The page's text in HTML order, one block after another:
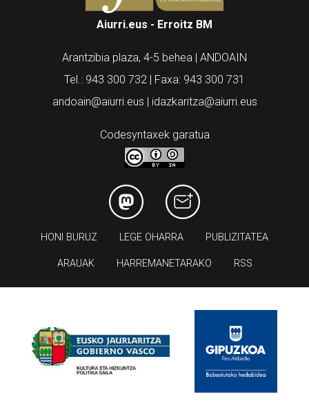
Aiurri.eus - Erroitz BM
Arantzibia plaza, 4-5 behea | ANDOAIN
Tel.: 943 300 732 | Faxa: 943 300 731
andoain@aiurri.eus | idazkaritza@aiurri.eus
Codesyntaxek garatua
HONI BURUZ LEGE OHARRA PUBLIZITATEA
ARAUAK HARREMANETARAKO RSS